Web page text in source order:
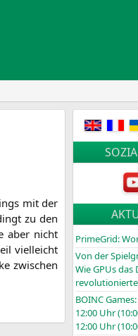
mit der
zu den
aber nicht
viel­leicht
zwi­schen
PrimeGrid:
Von der
Wie GPUs
BOINC
12:00 Uhr
12:00 Uhr